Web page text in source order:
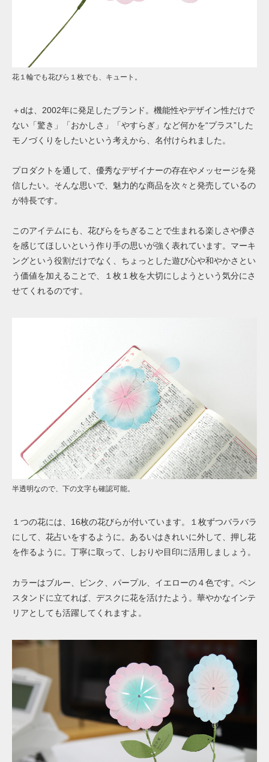
花１輪でも花びら１枚でも、キュート。
＋dは、2002年に発足したブランド。機能性やデザイン性だけで
ない「驚き」「おかしさ」「やすらぎ」など何かを“プラス”した
モノづくりをしたいという考えから、名付けられました。
プロダクトを通して、優秀なデザイナーの存在やメッセージを発
信したい。そんな思いで、魅力的な商品を次々と発売しているの
が特長です。
このアイテムにも、花びらをちぎることで生まれる楽しさや儚さ
を感じてほしいという作り手の思いが強く表れています。マーキ
ングという役割だけでなく、ちょっとした遊び心や和やかさとい
う価値を加えることで、１枚１枚を大切にしようという気分にさ
せてくれるのです。
半透明なので、下の文字も確認可能。
１つの花には、16枚の花びらが付いています。１枚ずつバラバラ
にして、花占いをするように。あるいはきれいに外して、押し花
を作るように。丁寧に取って、しおりや目印に活用しましょう。
カラーはブルー、ピンク、パープル、イエローの４色です。ペン
スタンドに立てれば、デスクに花を活けたよう。華やかなインテ
リアとしても活躍してくれますよ。